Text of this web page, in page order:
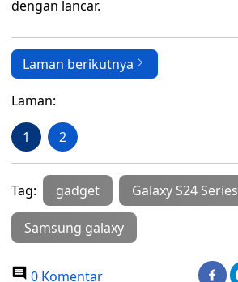
dengan lancar.
Laman berikutnya
Laman:
1 2
Tag: gadget Galaxy S24 Series
Samsung galaxy
0 Komentar